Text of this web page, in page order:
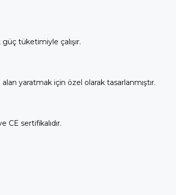
tüketimiyle çalışır.
alan yaratmak için özel olarak tasarlanmıştır.
CE sertifikalıdır.